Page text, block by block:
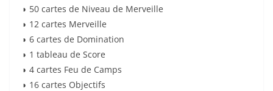
◗ 50 cartes de Niveau de Merveille
◗ 12 cartes Merveille
◗ 6 cartes de Domination
◗ 1 tableau de Score
◗ 4 cartes Feu de Camps
◗ 16 cartes Objectifs